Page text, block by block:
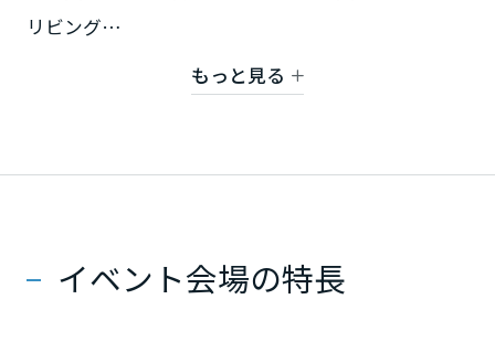
リビング
・ファミリークローゼット
で！
もっと見る
イベント会場の特長
山梨県
東海エリア